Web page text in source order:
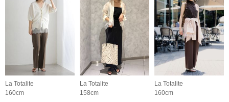
La Totalite
160cm
La Totalite
158cm
La Totalite
160cm